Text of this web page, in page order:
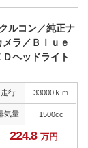
ルコン／純正ナ
ラ／Ｂｌｕｅ
ヘッドライト
走行 33000ｋｍ
気量 1500cc
224.8 万円